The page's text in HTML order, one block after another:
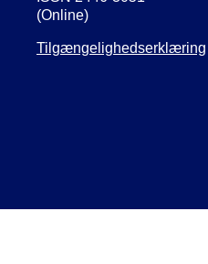
(Online)
Tilgængelighedserklæring